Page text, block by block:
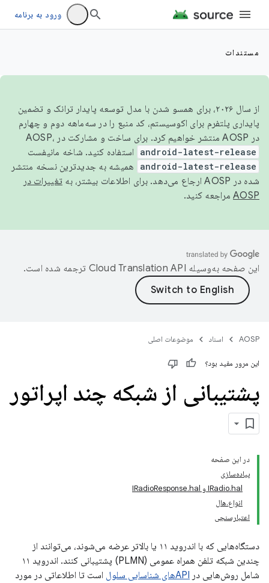
ورود به برنامه
مستندات
از سال ۲۰۲۶، برای همسو شدن با مدل توسعه پایدار ترانک و تضمین
پایداری پلتفرم برای اکوسیستم، کد منبع را در سه‌ماهه دوم و چهارم
در AOSP منتشر خواهیم کرد. برای ساخت و مشارکت در AOSP،
android-latest-release استفاده کنید. شاخه مانیفست
android-latest-release
همیشه به جدیدترین نسخه منتشر
شده در AOSP ارجاع می‌دهد. برای اطلاعات بیشتر، به
تغییرات در
AOSP مراجعه کنید.
این صفحه به‌وسیله ترجمه شده است.
AOSP اسناد موضوعات اصلی
این مرور مفید بود؟
پشتیبانی از شبکه چند اپراتور
در این صفحه
پیاده‌سازی
IRadio.hal و IRadioResponse.hal
انواع.هال
اعتبارسنجی
دستگاه‌هایی که با اندروید ۱۱ یا بالاتر عرضه می‌شوند، می‌توانند از
چندین شبکه تلفن همراه عمومی (PLMN) پشتیبانی کنند. اندروید ۱۱
شامل روش‌هایی در APIهای شناسایی سلول
است تا اطلاعاتی در مورد